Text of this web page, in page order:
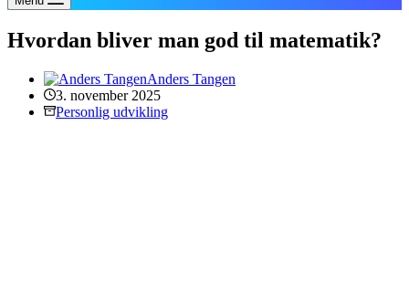
Hvordan bliver man god til matematik?
Anders Tangen
3. november 2025
Personlig udvikling